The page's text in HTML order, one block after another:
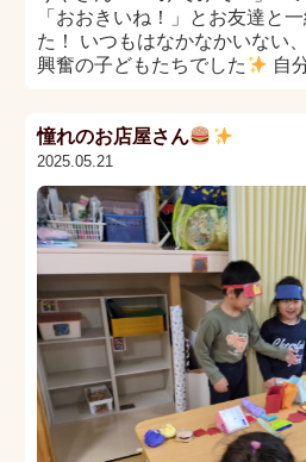
「おおきいね！」とお友達と
た！ いつもはなかなかいない
興奮の子どもたちでした
自
憧れのお店屋さん
2025.05.21